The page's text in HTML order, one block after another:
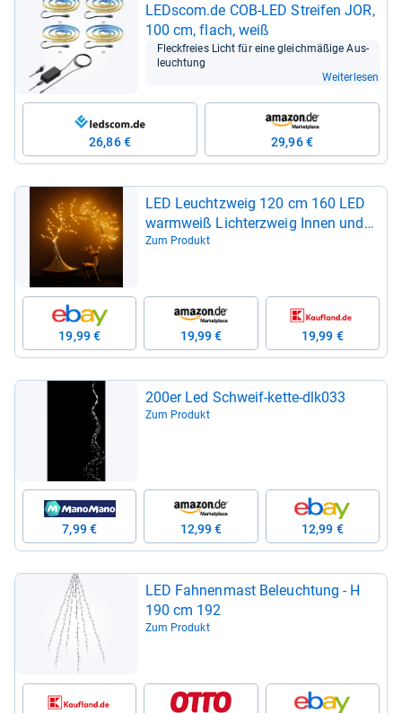
LEDs­com.de COB-​LED Strei­fen JOR,
100 cm, flach, weiß
Fleck­freies Licht für eine gleich­mä­ßige Aus­
leuch­tung
Weiterlesen
26,86 € 29,96 €
LED Leuchtzweig 120 cm 160 LED
warm­weiß Lich­terzweig Innen und
Außen Deko­le­uchte
Zum Produkt
19,99 € 19,99 € 19,99 €
200er Led Schweif-​kette-​dlk033
Zum Produkt
7,99 € 12,99 € 12,99 €
LED Fah­nen­mast Beleuch­tung -​ H
190 cm 192
Zum Produkt